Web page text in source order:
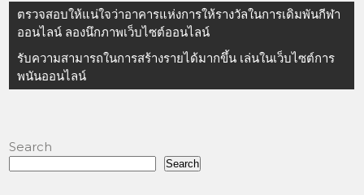
Post
navigation
ตรวจสอบให้แน่ใจว่าอาคารแห่งการให้รางวัลในการเดิมพันกีฬา
ออนไลน์ ลองนึกภาพเว็บไซต์ออนไลน์
รับความสามารถในการสร้างรายได้มากขึ้น เล่นในเว็บไซต์การ
พนันออนไลน์
Search
Search